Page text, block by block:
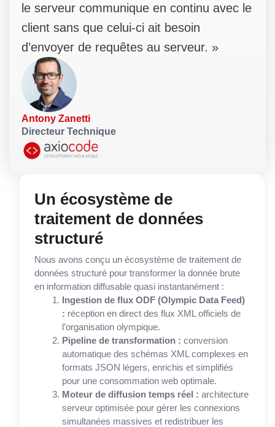
le serveur communique en continu avec le
client sans que celui-ci ait besoin
d’envoyer de requêtes au serveur. »
Antony Zanetti
Directeur Technique
Un écosystème de
traitement de données
structuré
Nous avons conçu un écosystème de traitement de
données structuré pour transformer la donnée brute
en information diffusable quasi instantanément :
Ingestion de flux ODF (Olympic Data Feed)
: réception en direct des flux XML officiels de
l’organisation olympique.
Pipeline de transformation : conversion
automatique des schémas XML complexes en
formats JSON légers, enrichis et simplifiés
pour une consommation web optimale.
Moteur de diffusion temps réel : architecture
serveur optimisée pour gérer les connexions
simultanées massives et redistribuer les